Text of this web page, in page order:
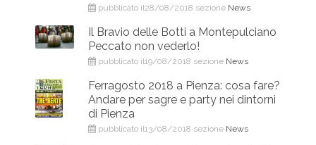
pubblicato il28/08/2018 sezione News
Il Bravio delle Botti a Montepulciano
Peccato non vederlo!
pubblicato il19/08/2018 sezione News
Ferragosto 2018 a Pienza: cosa fare?
Andare per sagre e party nei dintorni
di Pienza
pubblicato il13/08/2018 sezione News